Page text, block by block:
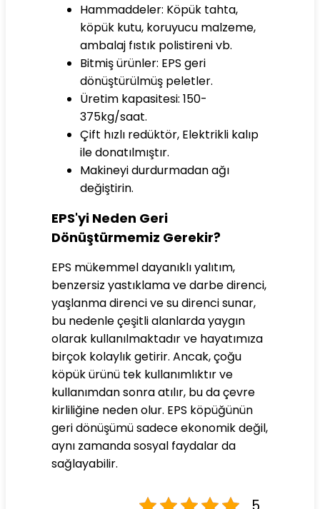
Hammaddeler: Köpük tahta,
köpük kutu, koruyucu malzeme,
ambalaj fıstık polistireni vb.
Bitmiş ürünler: EPS geri
dönüştürülmüş peletler.
Üretim kapasitesi: 150-
375kg/saat.
Çift hızlı redüktör, Elektrikli kalıp
ile donatılmıştır.
Makineyi durdurmadan ağı
değiştirin.
EPS'yi Neden Geri
Dönüştürmemiz Gerekir?
EPS mükemmel dayanıklı yalıtım,
benzersiz yastıklama ve darbe direnci,
yaşlanma direnci ve su direnci sunar,
bu nedenle çeşitli alanlarda yaygın
olarak kullanılmaktadır ve hayatımıza
birçok kolaylık getirir. Ancak, çoğu
köpük ürünü tek kullanımlıktır ve
kullanımdan sonra atılır, bu da çevre
kirliliğine neden olur. EPS köpüğünün
geri dönüşümü sadece ekonomik değil,
aynı zamanda sosyal faydalar da
sağlayabilir.